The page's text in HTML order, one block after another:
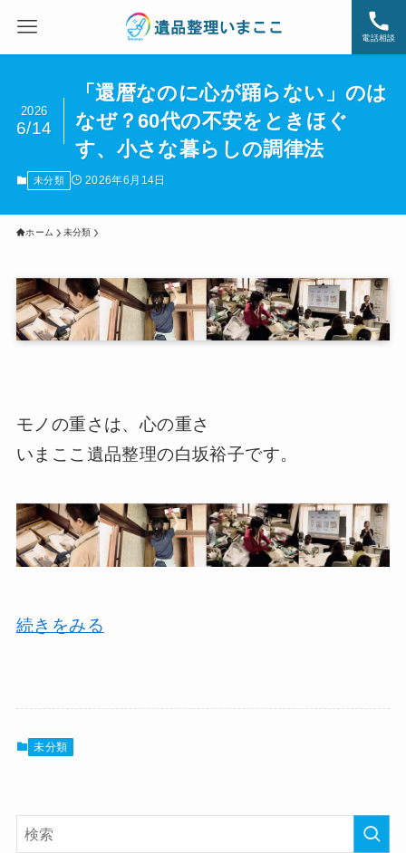
電話相談
「還暦なのに心が踊らない」のは
なぜ？60代の不安をときほぐ
す、小さな暮らしの調律法
2026
6/14
未分類 2026年6月14日
ホーム 未分類
モノの重さは、心の重さ
いまここ遺品整理の白坂裕子です。
続きをみる
未分類